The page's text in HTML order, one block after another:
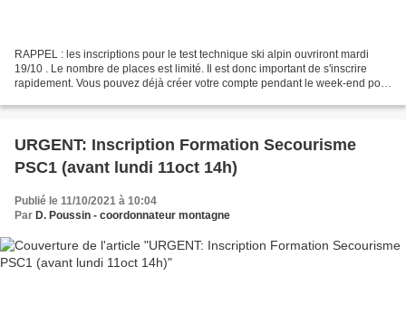
RAPPEL : les inscriptions pour le test technique ski alpin ouvriront mardi
19/10 . Le nombre de places est limité. Il est donc important de s'inscrire
rapidement. Vous pouvez déjà créer votre compte pendant le week-end pour
URGENT: Inscription Formation Secourisme
PSC1 (avant lundi 11oct 14h)
Publié le 11/10/2021 à 10:04
Par D. Poussin - coordonnateur montagne